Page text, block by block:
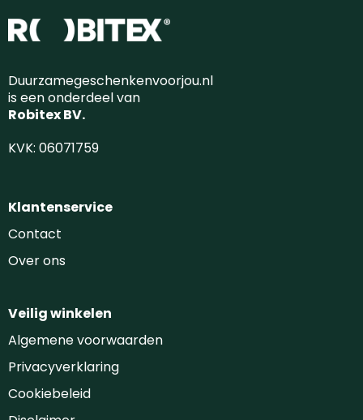
Duurzamegeschenkenvoorjou.nl
is een onderdeel van
Robitex BV.
KVK: 06071759
Klantenservice
Contact
Over ons
Veilig winkelen
Algemene voorwaarden
Privacyverklaring
Cookiebeleid